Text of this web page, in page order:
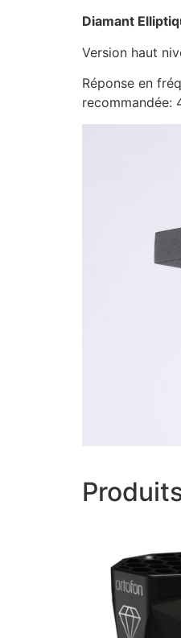
Diamant
Version haut
Réponse en
recommandée: